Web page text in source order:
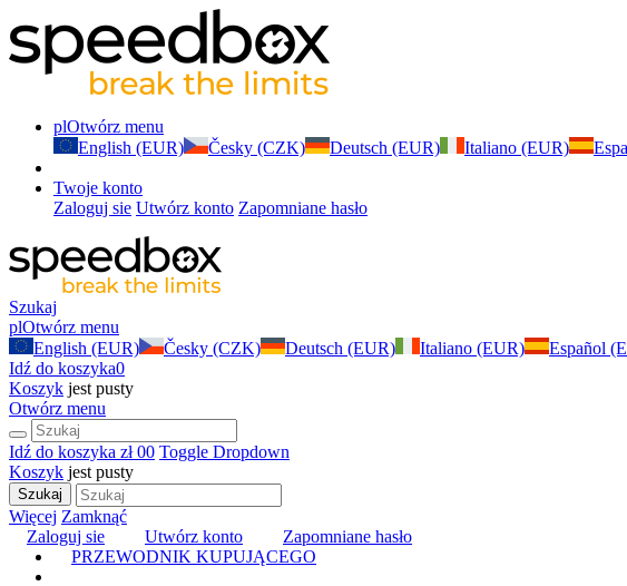
plOtwórz menu
English (EUR)
Česky (CZK) Deutsch (EUR) Italiano (EUR)
Twoje konto
Zaloguj sie Utwórz konto Zapomniane hasło
Szukaj
plOtwórz menu
English (EUR)
Česky (CZK) Deutsch (EUR) Italiano (EUR) Español
Idź do koszyka0
Koszyk jest pusty
Otwórz menu
Idź do koszyka zł 00 Toggle Dropdown
Koszyk jest pusty
Szukaj
Więcej Zamknąć
Zaloguj sie
Utwórz konto
Zapomniane hasło
PRZEWODNIK KUPUJĄCEGO